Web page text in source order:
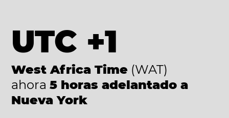
UTC +1
West Africa Time (WAT)
ahora 5 horas adelantado a
Nueva York